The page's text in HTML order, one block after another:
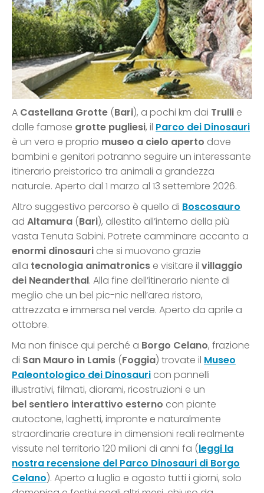
A Castellana Grotte (Bari), a pochi km dai Trulli e
dalle famose grotte pugliesi, il Parco dei Dinosauri
è un vero e proprio museo a cielo aperto dove
bambini e genitori potranno seguire un interessante
itinerario preistorico tra animali a grandezza
naturale. Aperto dal 1 marzo al 13 settembre 2026.
Altro suggestivo percorso è quello di Boscosauro
ad Altamura (Bari), allestito all’interno della più
vasta Tenuta Sabini. Potrete camminare accanto a
enormi dinosauri che si muovono grazie
alla tecnologia animatronics e visitare il villaggio
dei Neanderthal. Alla fine dell’itinerario niente di
meglio che un bel pic-nic nell’area ristoro,
attrezzata e immersa nel verde. Aperto da aprile a
ottobre.
Ma non finisce qui perché a Borgo Celano, frazione
di San Mauro in Lamis (Foggia) trovate il Museo
Paleontologico dei Dinosauri con pannelli
illustrativi, filmati, diorami, ricostruzioni e un
bel sentiero interattivo esterno con piante
autoctone, laghetti, impronte e naturalmente
straordinarie creature in dimensioni reali realmente
vissute nel territorio 120 milioni di anni fa (leggi la
nostra recensione del Parco Dinosauri di Borgo
Celano). Aperto a luglio e agosto tutti i giorni, solo